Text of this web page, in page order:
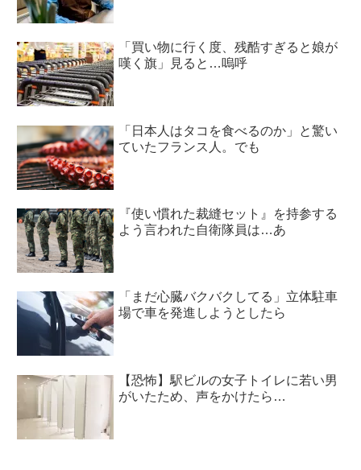
「買い物に行く度、残酷すぎると娘が
嘆く旗」見ると…嗚呼
「日本人はタコを食べるのか」と驚い
ていたフランス人。でも
『使い慣れた裁縫セット』を持参する
よう言われた自衛隊員は…あ
「まだ心臓バクバクしてる」立体駐車
場で車を発進しようとしたら
【恐怖】駅ビルの女子トイレに若い男
がいたため、声をかけたら…